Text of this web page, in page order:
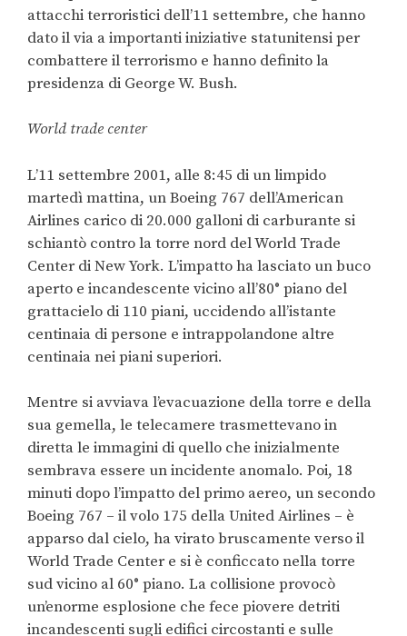
attacchi terroristici dell’11 settembre, che hanno
dato il via a importanti iniziative statunitensi per
combattere il terrorismo e hanno definito la
presidenza di George W. Bush.
World trade center
L’11 settembre 2001, alle 8:45 di un limpido
martedì mattina, un Boeing 767 dell’American
Airlines carico di 20.000 galloni di carburante si
schiantò contro la torre nord del World Trade
Center di New York. L’impatto ha lasciato un buco
aperto e incandescente vicino all’80° piano del
grattacielo di 110 piani, uccidendo all’istante
centinaia di persone e intrappolandone altre
centinaia nei piani superiori.
Mentre si avviava l’evacuazione della torre e della
sua gemella, le telecamere trasmettevano in
diretta le immagini di quello che inizialmente
sembrava essere un incidente anomalo. Poi, 18
minuti dopo l’impatto del primo aereo, un secondo
Boeing 767 – il volo 175 della United Airlines – è
apparso dal cielo, ha virato bruscamente verso il
World Trade Center e si è conficcato nella torre
sud vicino al 60° piano. La collisione provocò
un’enorme esplosione che fece piovere detriti
incandescenti sugli edifici circostanti e sulle